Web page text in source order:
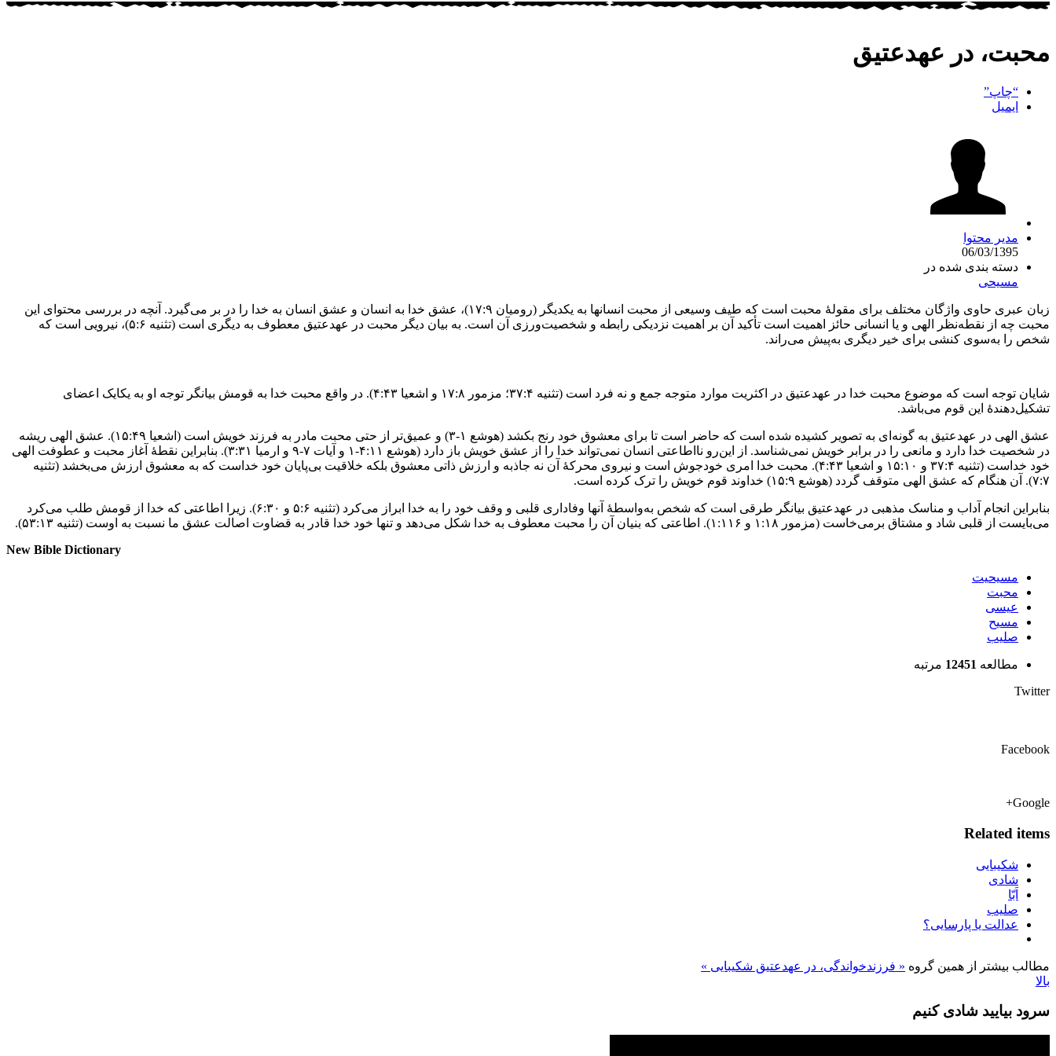
محبت، در عهدعتیق
“چاپ”
ایمیل
مدیر محتوا
06/03/1395
دسته بندی شده در
مسیحی
زبان عبری حاوی واژگان مختلف برای مقولۀ محبت است که طیف وسیعی از محبت انسانها به یکدیگر (رومیان ۹:‏۱۷)، عشق خدا به انسان و عشق انسان به خدا را در بر می‌گیرد. آنچه در بررسی محتوای این
محبت چه از نقطه‌نظر الهی و یا انسانی حائز اهمیت است تأکید آن بر اهمیت نزدیکی رابطه و شخصیت‌ورزی آن است. به بیان دیگر محبت در عهدعتیق معطوف به دیگری است (تثنیه ۶:‏۵)، نیرویی است که
شخص را به‌سوی کنشی برای خیر دیگری به‌پیش می‌راند.
شایان توجه است که موضوع محبت خدا در عهدعتیق در اکثریت موارد متوجه جمع و نه فرد است (تثنیه ۴:‏۳۷؛ مزمور ۸:‏۱۷ و اشعیا ۴۳:‏۴). در واقع محبت خدا به قومش بیانگر توجه او به یکایک اعضای
تشکیل‌دهندۀ این قوم می‌باشد.
عشق الهی در عهدعتیق به گونه‌ای به تصویر کشیده شده است که حاضر است تا برای معشوق خود رنج بکشد (هوشع ۱-۳) و عمیق‌تر از حتی محبت مادر به فرزند خویش است (اشعیا ۴۹:‏۱۵). عشق الهی ریشه
در شخصیت خدا دارد و مانعی را در برابر خویش نمی‌شناسد. از این‌رو نااطاعتی انسان نمی‌تواند خدا را از عشق خویش باز دارد (هوشع ۱۱:‏۱-۴ و آیات ۷-۹ و ارمیا ۳۱:‏۳). بنابراین نقطۀ آغاز محبت و عطوفت الهی
خود خداست (تثنیه ۴:‏۳۷ و ۱۰:‏۱۵ و اشعیا ۴۳:‏۴). محبت خدا امری خودجوش است و نیروی محرکۀ آن نه جاذبه و ارزش ذاتی معشوق بلکه خلاقیت بی‌پایان خود خداست که به معشوق ارزش می‌بخشد (تثنیه
۷:‏۷). آن هنگام که عشق الهی متوقف گردد (هوشع ۹:‏۱۵) خداوند قوم خویش را ترک کرده است.
بنابراین انجام آداب و مناسک مذهبی در عهدعتیق بیانگر طرقی است که شخص به‌واسطۀ آنها وفاداری قلبی و وقف خود را به خدا ابراز می‌کرد (تثنیه ۶:‏۵ و ۳۰:‏۶). زیرا اطاعتی که خدا از قومش طلب می‌کرد
می‌بایست از قلبی شاد و مشتاق برمی‌خاست (مزمور ۱۸:‏۱ و ۱۱۶:‏۱). اطاعتی که بنیان آن را محبت معطوف به خدا شکل می‌دهد و تنها خود خدا قادر به قضاوت اصالت عشق ما نسبت به اوست (تثنیه ۱۳:‏۵۳).
مسیحیت
محبت
عیسی
مسیح
صلیب
مطالعه 12451 مرتبه
Twitter
Facebook
Google+
Related items
شکیبایی
شادی
اَبّا
صلیب
عدالت یا پارسایی؟
مطالب بیشتر از همین گروه « فرزندخواندگی، در عهدعتیق شکیبایی »
بالا
سرود بیایید شادی کنیم